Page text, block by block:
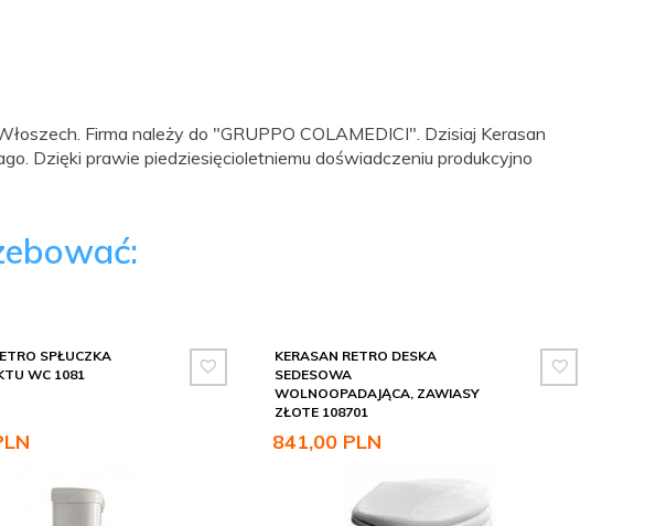
Firma należy do "GRUPPO COLAMEDICI". Dzisiaj Kerasan
Dzięki prawie piedziesięcioletniemu doświadczeniu produkcyjno
SPŁUCZKA
WC 1081
KERASAN RETRO DESKA
SEDESOWA
WOLNOOPADAJĄCA, ZAWIASY
ZŁOTE 108701
841,00 PLN